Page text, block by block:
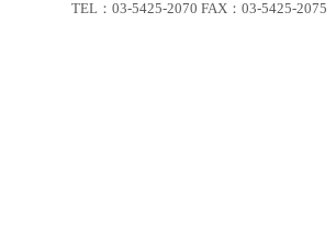
TEL：03-5425-2070 FAX：03-5425-2075